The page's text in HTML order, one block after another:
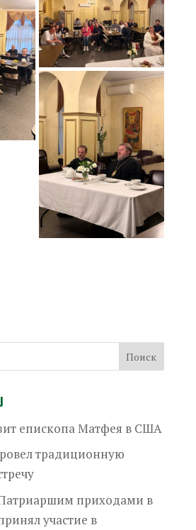
епископа Матфея в США
традиционную
приходами в
участие в